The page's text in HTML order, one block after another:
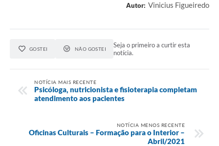
Autor: Vinicius Figueiredo
GOSTEI NÃO GOSTEI
Seja o primeiro a curtir esta
notícia.
NOTÍCIA MAIS RECENTE
Psicóloga, nutricionista e fisioterapia completam
atendimento aos pacientes
NOTÍCIA MENOS RECENTE
Oficinas Culturais – Formação para o Interior –
Abril/2021